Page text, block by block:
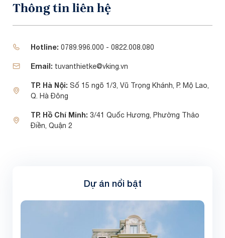
Thông tin liên hệ
Hotline: 0789.996.000 - 0822.008.080
Email: tuvanthietke@vking.vn
TP. Hà Nội: Số 15 ngõ 1/3, Vũ Trọng Khánh, P. Mộ Lao,
Q. Hà Đông
TP. Hồ Chí Minh: 3/41 Quốc Hương, Phường Thảo
Điền, Quận 2
Dự án nổi bật